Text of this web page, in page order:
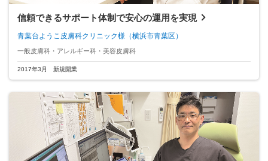
信頼できるサポート体制で安心の運用を実現
青葉台ようこ皮膚科クリニック様 （横浜市青葉区）
一般皮膚科・アレルギー科・美容皮膚科
2017年3月 新規開業